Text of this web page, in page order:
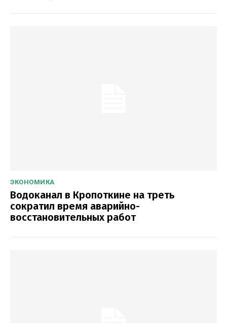
ЭКОНОМИКА
Водоканал в Кропоткине на треть
сократил время аварийно-
восстановительных работ